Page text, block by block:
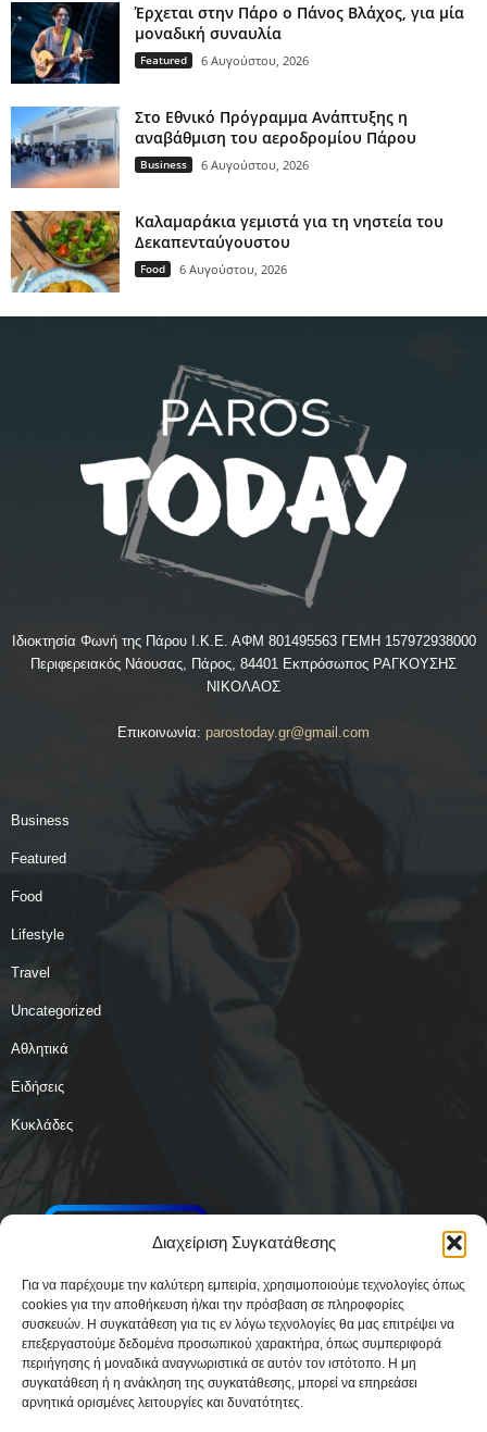
Διαχείριση Συγκατάθεσης
Για να παρέχουμε την καλύτερη εμπειρία, χρησιμοποιούμε τεχνολογίες όπως
cookies για την αποθήκευση ή/και την πρόσβαση σε πληροφορίες
συσκευών. Η συγκατάθεση για τις εν λόγω τεχνολογίες θα μας επιτρέψει να
επεξεργαστούμε δεδομένα προσωπικού χαρακτήρα, όπως συμπεριφορά
περιήγησης ή μοναδικά αναγνωριστικά σε αυτόν τον ιστότοπο. Η μη
συγκατάθεση ή η ανάκληση της συγκατάθεσης, μπορεί να επηρεάσει
αρνητικά ορισμένες λειτουργίες και δυνατότητες.
Έρχεται στην Πάρο ο Πάνος Βλάχος, για μία
μοναδική συναυλία
Featured 6 Αυγούστου, 2026
Στο Εθνικό Πρόγραμμα Ανάπτυξης η
αναβάθμιση του αεροδρομίου Πάρου
Business 6 Αυγούστου, 2026
Καλαμαράκια γεμιστά για τη νηστεία του
Δεκαπενταύγουστου
Food 6 Αυγούστου, 2026
Ιδιοκτησία Φωνή της Πάρου Ι.Κ.Ε. ΑΦΜ 801495563 ΓΕΜΗ 157972938000
Περιφερειακός Νάουσας, Πάρος, 84401 Εκπρόσωπος ΡΑΓΚΟΥΣΗΣ
ΝΙΚΟΛΑΟΣ
Επικοινωνία: parostoday.gr@gmail.com
Business
Featured
Food
Lifestyle
Travel
Uncategorized
Αθλητικά
Ειδήσεις
Κυκλάδες